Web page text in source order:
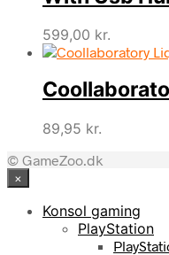
599,00 kr.
89,95 kr.
© GameZoo.dk
×
Konsol gaming
PlayStation